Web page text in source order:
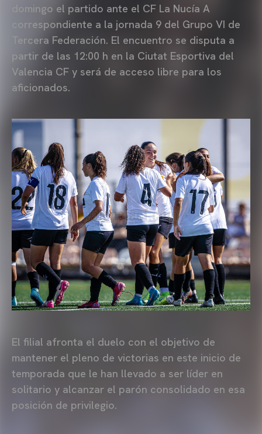
domingo el partido ante el CF La Nucía A
correspondiente a la jornada 9 del Grupo VI de
Tercera Federación. El encuentro se disputa a
partir de las 12:00 h en la Ciutat Esportiva del
Valencia CF y será de acceso libre para los
aficionados.
El filial afronta el duelo con el objetivo de
mantener el pleno de victorias en este inicio de
temporada que le han llevado a ser líder en
solitario y alcanzar el parón consolidado en esa
posición de privilegio.